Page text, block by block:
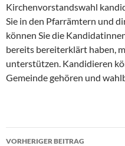
Kirchenvorstandswahl
Sie in den Pfarrämtern und
können Sie die
bereits bereiterklärt haben,
unterstützen. Kandidieren
Gemeinde gehören und
VORHERIGER BEITRAG